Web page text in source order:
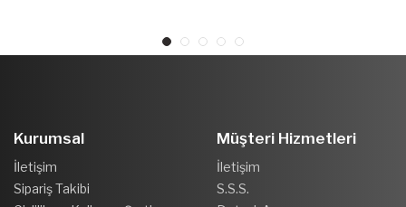
Kurumsal
İletişim
Sipariş Takibi
Müşteri Hizmetleri
İletişim
S.S.S.